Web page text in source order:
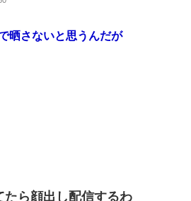
晒さないと思うんだが
ら顔出し配信するわ